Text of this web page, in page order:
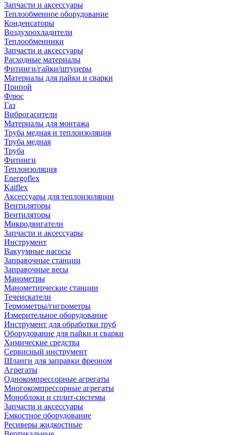
Запчасти и аксессуары
Теплообменное оборудование
Конденсаторы
Воздухоохладители
Теплообменники
Запчасти и аксессуары
Расходные материалы
Фитинги/гайки/штуцеры
Материалы для пайки и сварки
Припой
Флюс
Газ
Виброгасители
Материалы для монтажа
Труба медная и теплоизоляция
Труба медная
Труба
Фитинги
Теплоизоляция
Energoflex
Kaiflex
Аксессуары для теплоизоляции
Вентиляторы
Вентиляторы
Микродвигатели
Запчасти и аксессуары
Инструмент
Вакуумные насосы
Заправочные станции
Заправочные весы
Манометры
Манометирческие станции
Течеискатели
Термометры/гигрометры
Измерительное оборудование
Инструмент для обработки труб
Оборудование для пайки и сварки
Химические средства
Сервисный инструмент
Шланги для заправки фреоном
Агрегаты
Однокомпрессорные агрегаты
Многокомпрессорные агрегаты
Моноблоки и сплит-системы
Запчасти и аксессуары
Емкостное оборудование
Ресиверы жидкостные